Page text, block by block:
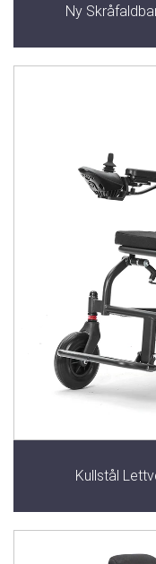
Ny
Kullstål